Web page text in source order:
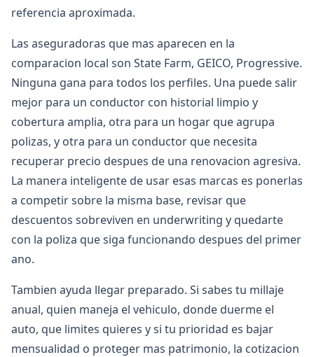
referencia aproximada.
Las aseguradoras que mas aparecen en la
comparacion local son State Farm, GEICO, Progressive.
Ninguna gana para todos los perfiles. Una puede salir
mejor para un conductor con historial limpio y
cobertura amplia, otra para un hogar que agrupa
polizas, y otra para un conductor que necesita
recuperar precio despues de una renovacion agresiva.
La manera inteligente de usar esas marcas es ponerlas
a competir sobre la misma base, revisar que
descuentos sobreviven en underwriting y quedarte
con la poliza que siga funcionando despues del primer
ano.
Tambien ayuda llegar preparado. Si sabes tu millaje
anual, quien maneja el vehiculo, donde duerme el
auto, que limites quieres y si tu prioridad es bajar
mensualidad o proteger mas patrimonio, la cotizacion